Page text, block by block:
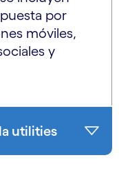
por
móviles,
y
utilities